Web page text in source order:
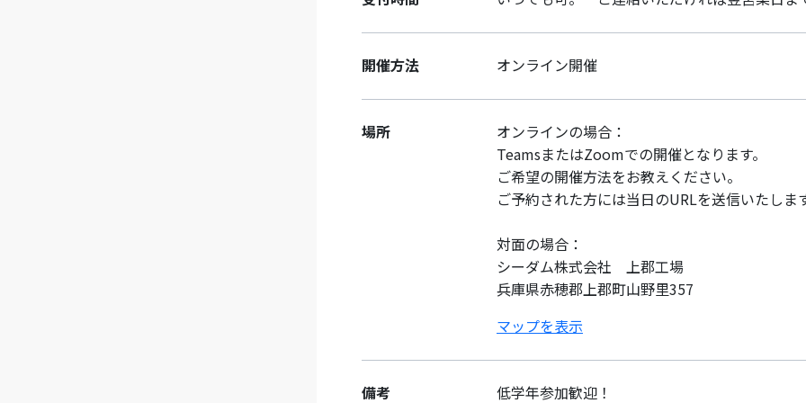
開催方法 オンライン開催
場所
オンラインの場合：
TeamsまたはZoomでの開催となります。
ご希望の開催方法をお教えください。
ご予約された方には当日のURLを送信いたしま
対面の場合：
シーダム株式会社 上郡工場
兵庫県赤穂郡上郡町山野里357
マップを表示
備考 低学年参加歓迎！